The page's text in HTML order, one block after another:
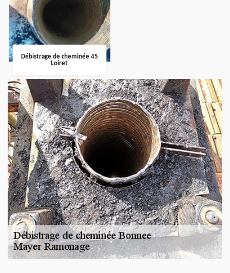
Débistrage de cheminée 45
Loiret